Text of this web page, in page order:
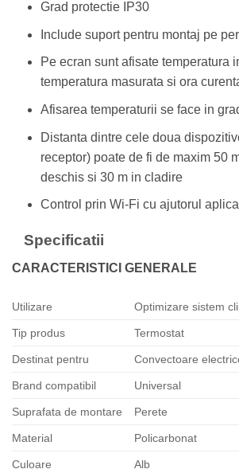
Grad protectie IP30
Include suport pentru montaj pe
Pe ecran sunt afisate temperatura
temperatura masurata si ora
Afisarea temperaturii se face in
Distanta dintre cele doua
receptor) poate de fi de maxim 50
deschis si 30 m in cladire
Control prin Wi-Fi cu ajutorul
Specificatii
CARACTERISTICI GENERALE
Utilizare Optimizare sistem
Tip produs Termostat
Destinat pentru Convectoare
Brand compatibil Universal
Suprafata de montare Perete
Material Policarbonat
Culoare Alb